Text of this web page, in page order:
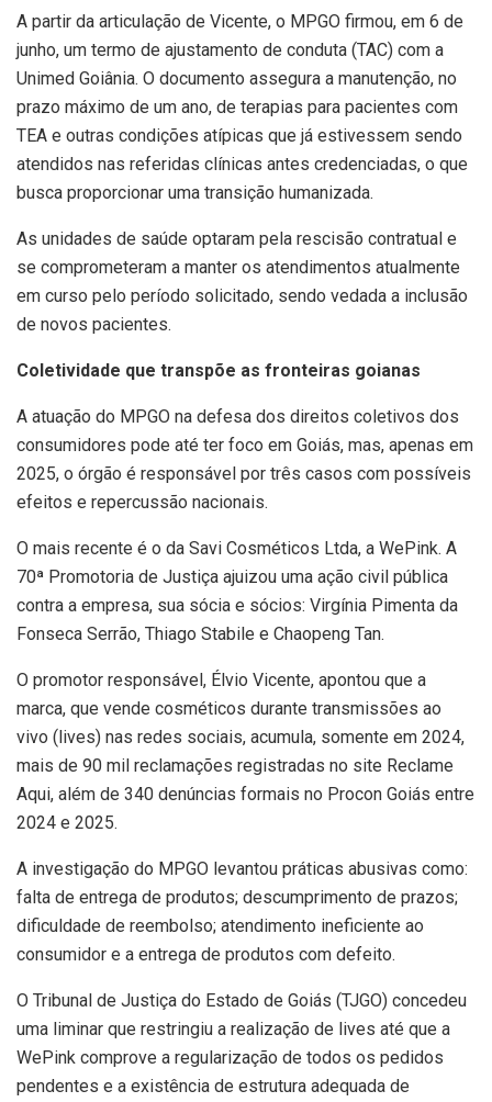
A partir da articulação de Vicente, o MPGO firmou, em 6 de
junho, um termo de ajustamento de conduta (TAC) com a
Unimed Goiânia. O documento assegura a manutenção, no
prazo máximo de um ano, de terapias para pacientes com
TEA e outras condições atípicas que já estivessem sendo
atendidos nas referidas clínicas antes credenciadas, o que
busca proporcionar uma transição humanizada.
As unidades de saúde optaram pela rescisão contratual e
se comprometeram a manter os atendimentos atualmente
em curso pelo período solicitado, sendo vedada a inclusão
de novos pacientes.
Coletividade que transpõe as fronteiras goianas
A atuação do MPGO na defesa dos direitos coletivos dos
consumidores pode até ter foco em Goiás, mas, apenas em
2025, o órgão é responsável por três casos com possíveis
efeitos e repercussão nacionais.
O mais recente é o da Savi Cosméticos Ltda, a WePink. A
70ª Promotoria de Justiça ajuizou uma ação civil pública
contra a empresa, sua sócia e sócios: Virgínia Pimenta da
Fonseca Serrão, Thiago Stabile e Chaopeng Tan.
O promotor responsável, Élvio Vicente, apontou que a
marca, que vende cosméticos durante transmissões ao
vivo (lives) nas redes sociais, acumula, somente em 2024,
mais de 90 mil reclamações registradas no site Reclame
Aqui, além de 340 denúncias formais no Procon Goiás entre
2024 e 2025.
A investigação do MPGO levantou práticas abusivas como:
falta de entrega de produtos; descumprimento de prazos;
dificuldade de reembolso; atendimento ineficiente ao
consumidor e a entrega de produtos com defeito.
O Tribunal de Justiça do Estado de Goiás (TJGO) concedeu
uma liminar que restringiu a realização de lives até que a
WePink comprove a regularização de todos os pedidos
pendentes e a existência de estrutura adequada de